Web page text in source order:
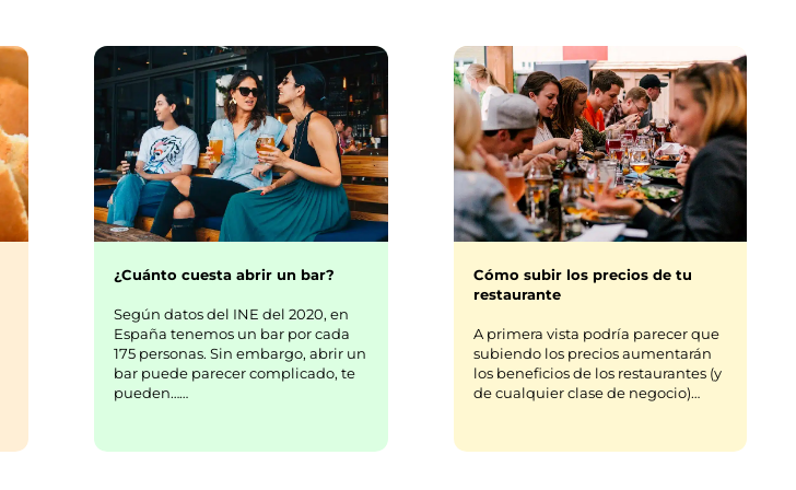
¿Cuánto cuesta abrir un bar?
Según datos del INE del 2020, en
España tenemos un bar por cada
175 personas. Sin embargo, abrir un
bar puede parecer complicado, te
pueden……
Cómo subir los precios de tu
restaurante
A primera vista podría parecer que
subiendo los precios aumentarán
los beneficios de los restaurantes (y
de cualquier clase de negocio)…